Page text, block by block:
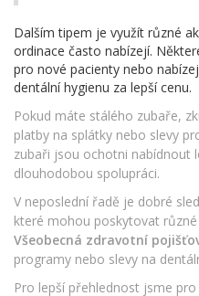
Dalším tipem je využít různé
ordinace často nabízejí.
pro nové pacienty nebo
dentální hygienu za lepší cenu.
Pokud máte stálého zubaře,
platby na splátky nebo slevy
zubaři jsou ochotni nabídnout
dlouhodobou spolupráci.
V neposlední řadě je dobré
které mohou poskytovat
Všeobecná zdravotní
programy nebo slevy na
Pro lepší přehlednost jsme